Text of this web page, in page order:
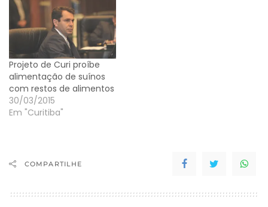
Projeto de Curi proíbe
alimentação de suínos
com restos de alimentos
30/03/2015
Em "Curitiba"
COMPARTILHE